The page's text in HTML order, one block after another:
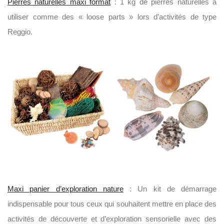
utiliser comme des « loose parts » lors d’activités de type
Reggio.
Maxi panier d’exploration nature: Un kit de démarrage
indispensable pour tous ceux qui souhaitent mettre en place des
activités de découverte et d’exploration sensorielle avec des